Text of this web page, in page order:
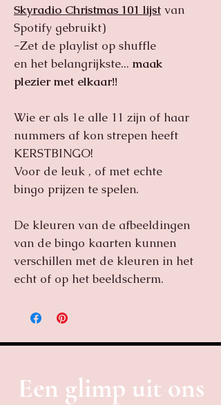
Skyradio Christmas 101 lijst van
Spotify gebruikt)
-Zet de playlist op shuffle
en het belangrijkste... maak
plezier met elkaar!!
Wie er als 1e alle 11 zijn of haar
nummers af kon strepen heeft
KERSTBINGO!
Voor de leuk , of met echte
bingo prijzen te spelen.
De kleuren van de afbeeldingen
van de bingo kaarten kunnen
verschillen met de kleuren in het
echt of op het beeldscherm.
Een glimp uit ons